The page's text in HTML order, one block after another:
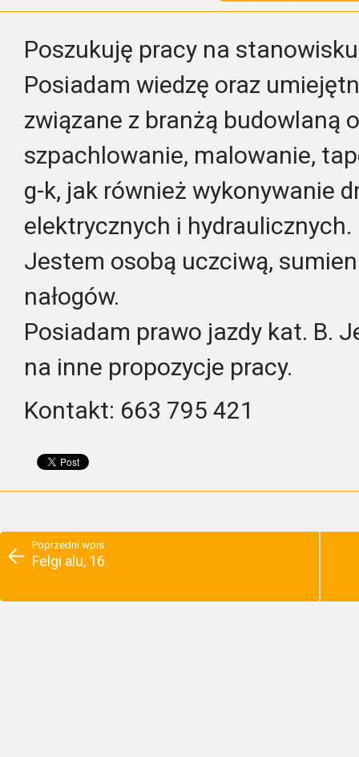
Poszukuję pracy na
Posiadam wiedzę oraz
związane z branżą budowlaną
szpachlowanie, malowanie,
g-k, jak również wykonywanie
elektrycznych i hydraulicznych.
Jestem osobą uczciwą,
nałogów.
Posiadam prawo jazdy kat. B.
na inne propozycje pracy.
Kontakt: 663 795 421
Poprzedni wpis
Felgi alu, 16